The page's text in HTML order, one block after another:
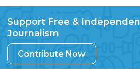
Support Free &
Journalism
Contribute Now